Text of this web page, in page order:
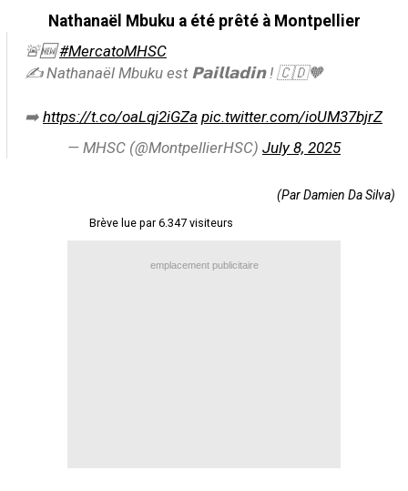
Nathanaël Mbuku a été prêté à Montpellier
🚨🆕#MercatoMHSC
✍️ Nathanaël Mbuku est 𝗣𝗮𝗶𝗹𝗹𝗮𝗱𝗶𝗻 ! 🇨🇩🧡
➡️ https://t.co/oaLqj2iGZa pic.twitter.com/ioUM37bjrZ
— MHSC (@MontpellierHSC) July 8, 2025
(Par Damien Da Silva)
Brève lue par 6.347 visiteurs
emplacement publicitaire
Vidéos
Sondages
Tableau transferts L1
Taille de la police
Paramètrages / Options
Recrutement Maxifoot